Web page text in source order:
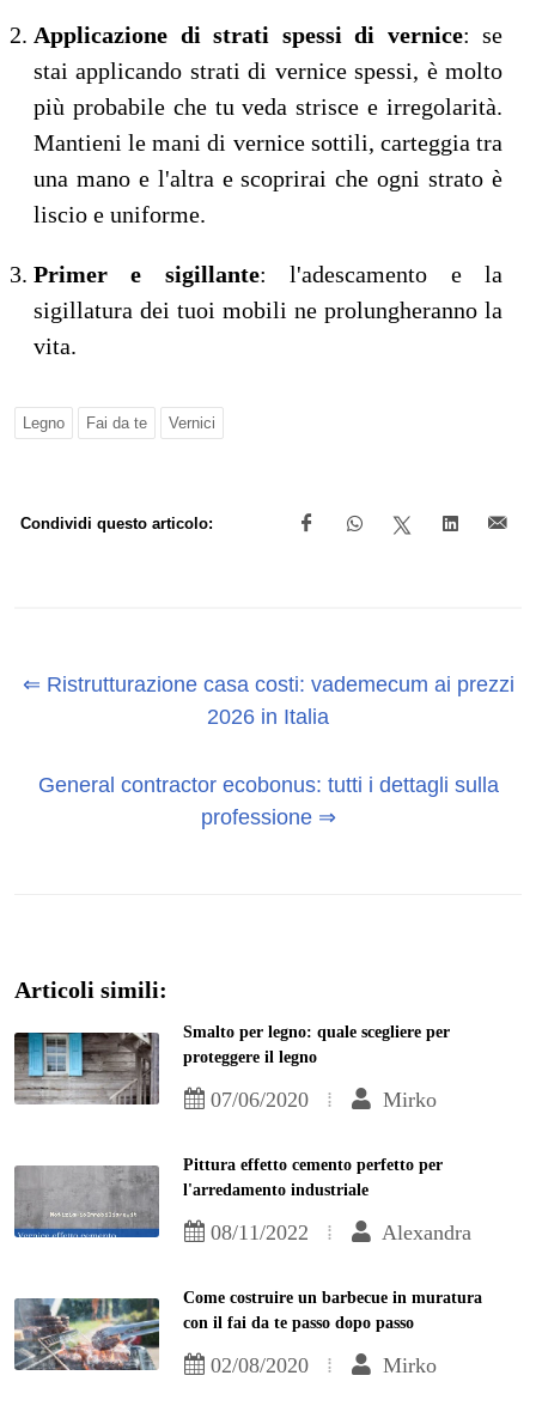
Applicazione di strati spessi di vernice: se
stai applicando strati di vernice spessi, è molto
più probabile che tu veda strisce e irregolarità.
Mantieni le mani di vernice sottili, carteggia tra
una mano e l'altra e scoprirai che ogni strato è
liscio e uniforme.
Primer e sigillante: l'adescamento e la
sigillatura dei tuoi mobili ne prolungheranno la
vita.
Legno Fai da te Vernici
Condividi questo articolo:
⇐ Ristrutturazione casa costi: vademecum ai prezzi
2026 in Italia
General contractor ecobonus: tutti i dettagli sulla
professione ⇒
Articoli simili:
Smalto per legno: quale scegliere per
proteggere il legno
07/06/2020 Mirko
Pittura effetto cemento perfetto per
l'arredamento industriale
08/11/2022 Alexandra
Come costruire un barbecue in muratura
con il fai da te passo dopo passo
02/08/2020 Mirko